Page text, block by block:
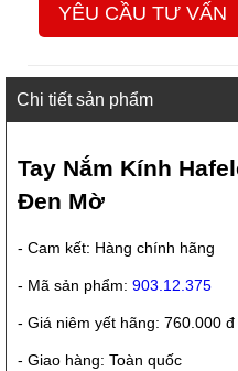
YÊU CẦU TƯ VẤN
Chi tiết sản phẩm
Tay Nắm Kính
Đen Mờ
- Cam kết: Hàng chính hãng
- Mã sản phẩm: 903.12.375
- Giá niêm yết hãng: 760.000 đ
- Giao hàng: Toàn quốc